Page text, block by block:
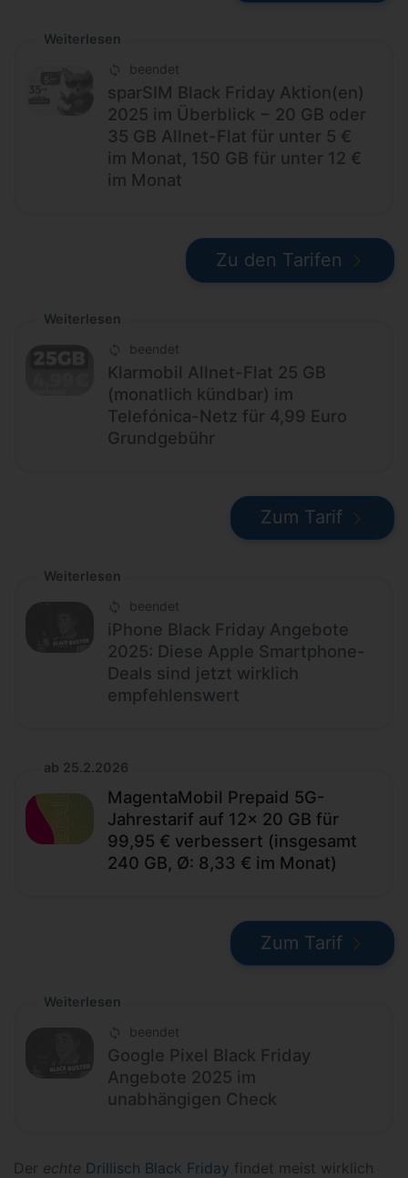
Weiterlesen
beendet
sparSIM Black Friday Aktion(en)
2025 im Überblick − 20 GB oder
35 GB Allnet-Flat für unter 5 €
im Monat, 150 GB für unter 12 €
im Monat
Zu den Tarifen
Weiterlesen
beendet
Klarmobil Allnet-Flat 25 GB
(monatlich kündbar) im
Telefónica-Netz für 4,99 Euro
Grundgebühr
Zum Tarif
Weiterlesen
beendet
iPhone Black Friday Angebote
2025: Diese Apple Smartphone-
Deals sind jetzt wirklich
empfehlenswert
ab 25.2.2026
MagentaMobil Prepaid 5G-
Jahrestarif auf 12x 20 GB für
99,95 € verbessert (insgesamt
240 GB, Ø: 8,33 € im Monat)
Zum Tarif
Weiterlesen
beendet
Google Pixel Black Friday
Angebote 2025 im
unabhängigen Check
Der echte Drillisch Black Friday findet meist wirklich